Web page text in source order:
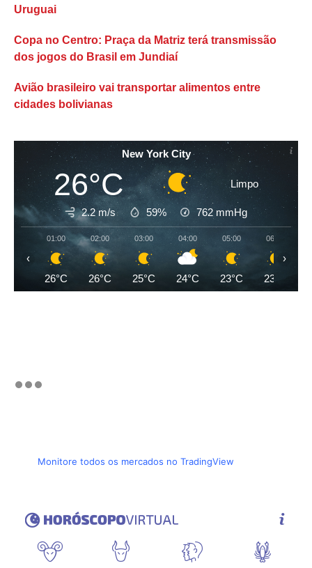
Uruguai
Copa no Centro: Praça da Matriz terá transmissão
dos jogos do Brasil em Jundiaí
Avião brasileiro vai transportar alimentos entre
cidades bolivianas
New York City
26°C Limpo
2.2 m/s 59% 762 mmHg
01:00
26°C
02:00
26°C
03:00
25°C
04:00
24°C
05:00
23°C
06:00
23°C
‹ ›
Monitore todos os mercados no TradingView